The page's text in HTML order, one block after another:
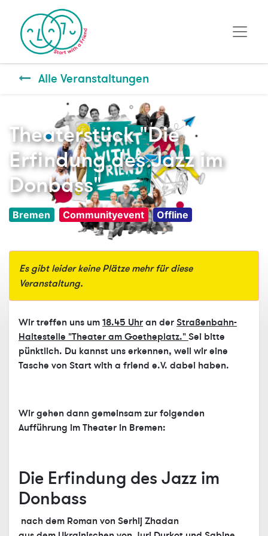
Alle Veranstaltungen
Theaterstück "Die
Erfindung des Jazz im
Donbass"
Bremen Communityevent Offline
Es gibt leider keine Plätze mehr für diese
Veranstaltung.
Wir treffen uns um18.45 Uhran derStraßenbahn-
Haltestelle "Theater am Goetheplatz."Sei bitte
pünktlich. Du kannst uns erkennen, weil wir eine
Tasche von Start with a friend e.V. dabei haben.
Wir gehen dann gemeinsam zur folgenden
Aufführung im Theater in Bremen:
Die Erfindung des Jazz im
Donbass
nach dem Roman von Serhij Zhadan